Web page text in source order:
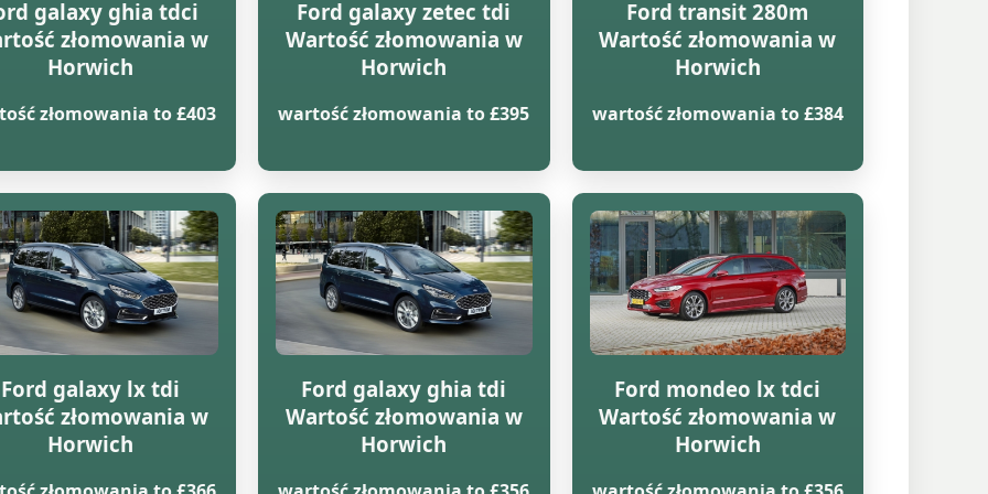
galaxy ghia tdci
złomowania w
Horwich
złomowania to £403
Ford galaxy zetec tdi
Wartość złomowania w
Horwich
wartość złomowania to £395
Ford transit 280m
Wartość złomowania w
Horwich
wartość złomowania to £384
Ford galaxy lx tdi
złomowania w
Horwich
Ford galaxy ghia tdi
Wartość złomowania w
Horwich
Ford mondeo lx tdci
Wartość złomowania w
Horwich